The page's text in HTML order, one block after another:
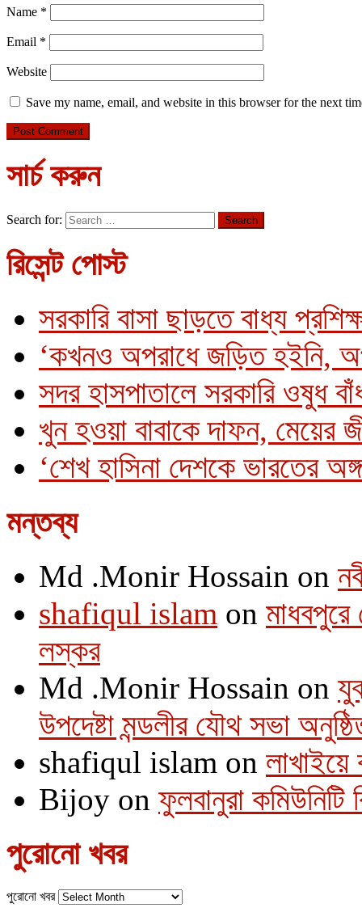
Name *
Email *
Website
Save my name, email, and website in this browser for the next
সার্চ করুন
Search for:
রিসেন্ট পোস্ট
সরকারি বাসা ছাড়তে বাধ্য
‘কখনও অপরাধে জড়িত হইনি,
সদর হাসপাতালে সরকারি ওষুধ
খুন হওয়া বাবাকে দাফন, মেয়ের
‘শেখ হাসিনা দেশকে ভারতের
মন্তব্য
Md .Monir Hossain on
shafiqul islam on
লস্কর
Md .Monir Hossain on
উপদেষ্টা মন্ডলীর যৌথ সভা
shafiqul islam on
Bijoy on ফুলবানুরা
পুরোনো খবর
পুরোনো খবর